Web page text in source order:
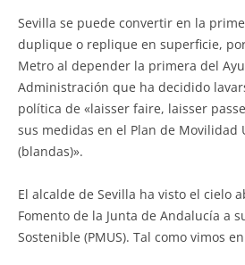
Sevilla se puede convertir en la
duplique o replique en superficie,
Metro al depender la primera del
Administración que ha decidido
política de «laisser faire, laisser
sus medidas en el Plan de Movilidad
(blandas)».
El alcalde de Sevilla ha visto el cielo
Fomento de la Junta de Andalucía a
Sostenible (PMUS). Tal como vimos